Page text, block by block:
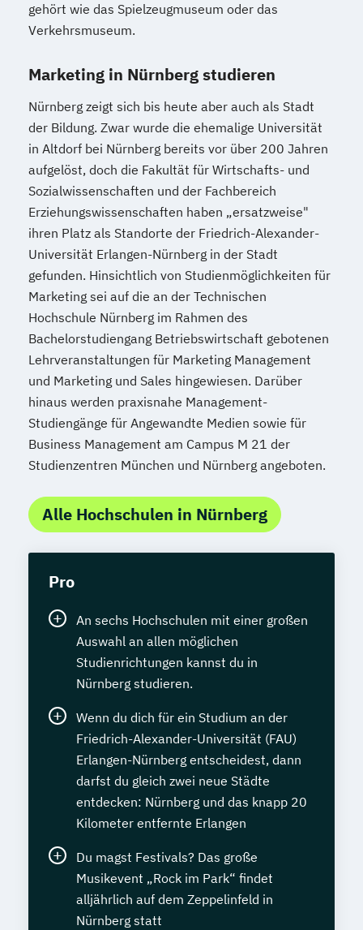
gehört wie das Spielzeugmuseum oder das
Verkehrsmuseum.
Marketing in Nürnberg studieren
Nürnberg zeigt sich bis heute aber auch als Stadt
der Bildung. Zwar wurde die ehemalige Universität
in Altdorf bei Nürnberg bereits vor über 200 Jahren
aufgelöst, doch die Fakultät für Wirtschafts- und
Sozialwissenschaften und der Fachbereich
Erziehungswissenschaften haben „ersatzweise"
ihren Platz als Standorte der Friedrich-Alexander-
Universität Erlangen-Nürnberg in der Stadt
gefunden. Hinsichtlich von Studienmöglichkeiten für
Marketing sei auf die an der Technischen
Hochschule Nürnberg im Rahmen des
Bachelorstudiengang Betriebswirtschaft gebotenen
Lehrveranstaltungen für Marketing Management
und Marketing und Sales hingewiesen. Darüber
hinaus werden praxisnahe Management-
Studiengänge für Angewandte Medien sowie für
Business Management am Campus M 21 der
Studienzentren München und Nürnberg angeboten.
Alle Hochschulen in Nürnberg
Pro
An sechs Hochschulen mit einer großen
Auswahl an allen möglichen
Studienrichtungen kannst du in
Nürnberg studieren.
Wenn du dich für ein Studium an der
Friedrich-Alexander-Universität (FAU)
Erlangen-Nürnberg entscheidest, dann
darfst du gleich zwei neue Städte
entdecken: Nürnberg und das knapp 20
Kilometer entfernte Erlangen
Du magst Festivals? Das große
Musikevent „Rock im Park“ findet
alljährlich auf dem Zeppelinfeld in
Nürnberg statt